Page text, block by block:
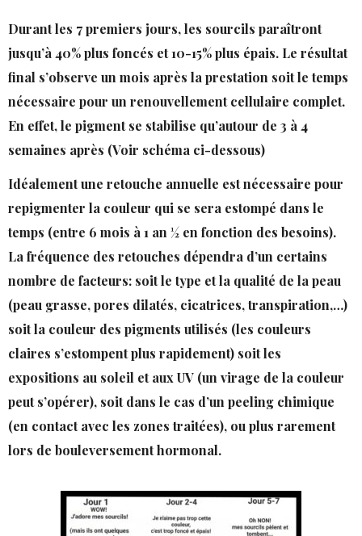
Tarifs
Contact
Sourcils
Lèvres
Yeux
Tâches
de
questions
–
permanent
– sans laser
Rehaussement
cils & sourcils
Durant les 7 premiers jours, les sourcils paraîtront
jusqu’à 40% plus foncés et 10-15% plus épais. Le résultat
final s’observe un mois après la prestation soit le temps
nécessaire pour un renouvellement cellulaire complet.
En effet, le pigment se stabilise qu’autour de 3 à 4
semaines après (Voir schéma ci-dessous)
Idéalement une retouche annuelle est nécessaire pour
repigmenter la couleur qui se sera estompé dans le
temps (entre 6 mois à 1 an ½ en fonction des besoins).
La fréquence des retouches dépendra d’un certains
nombre de facteurs: soit le type et la qualité de la peau
(peau grasse, pores dilatés, cicatrices, transpiration,…)
soit la couleur des pigments utilisés (les couleurs
claires s’estompent plus rapidement) soit les
expositions au soleil et aux UV (un virage de la couleur
peut s’opérer), soit dans le cas d’un peeling chimique
(en contact avec les zones traitées), ou plus rarement
lors de bouleversement hormonal.